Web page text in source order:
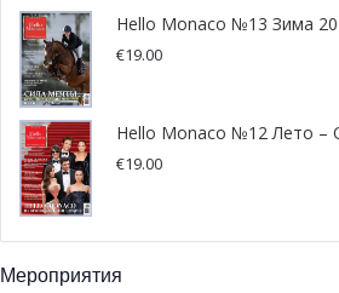
HelloMonaco взял интервью у
2018 года. Судно на солнечных
Hello Monaco №13 Зима
€19.00
Hello Monaco №12 Лето –
€19.00
Мероприятия